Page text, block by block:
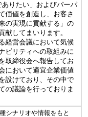
りたい」およびパーパ
価値を創造し、お客さ
の実現に貢献する」の
献してまいります。
経営会議において気候
ビリティへの取組みに
取締役会へ報告してお
において適宜企業価値
設けており、その中で
の議論を行っておりま
シナリオや情報をもと